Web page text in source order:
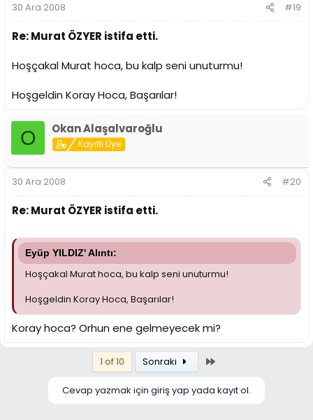
30 Ara 2008 #19
Re: Murat ÖZYER istifa etti.
Hoşçakal Murat hoca, bu kalp seni unuturmu!
Hoşgeldin Koray Hoca, Başarılar!
O Okan Alaşalvaroğlu
Kayıtlı Üye
30 Ara 2008 #20
Re: Murat ÖZYER istifa etti.
Eyüp YILDIZ' Alıntı:
Hoşçakal Murat hoca, bu kalp seni unuturmu!
Hoşgeldin Koray Hoca, Başarılar!
Koray hoca? Orhun ene gelmeyecek mi?
1 of 10 Sonraki
Cevap yazmak için giriş yap yada kayıt ol.